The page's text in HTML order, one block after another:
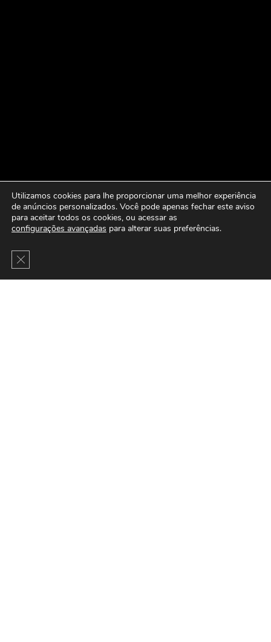
Utilizamos cookies para lhe proporcionar uma melhor experiência
de anúncios personalizados. Você pode apenas fechar este aviso
para aceitar todos os cookies, ou acessar as
configurações avançadas para alterar suas preferências.
Close GDPR Cookie Banner